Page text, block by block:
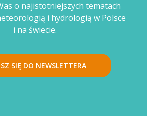
o najistotniejszych tematach
i hydrologią w Polsce
i na świecie.
SIĘ DO NEWSLETTERA